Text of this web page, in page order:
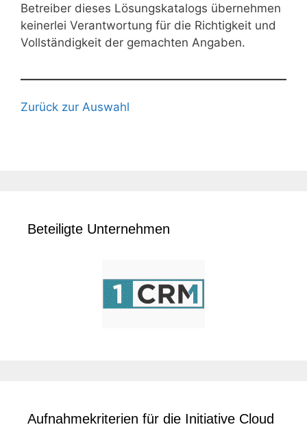
Betreiber dieses Lösungskatalogs übernehmen
keinerlei Verantwortung für die Richtigkeit und
Vollständigkeit der gemachten Angaben.
Zurück zur Auswahl
Beteiligte Unternehmen
Aufnahmekriterien für die Initiative Cloud